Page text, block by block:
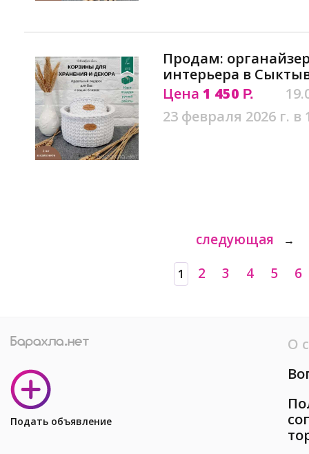
Продам:
интерьера в
Цена 1 450 Р.
23 февраля 2026 г. в
следующая →
1 2 3 4 5 6
Подать объявление
О